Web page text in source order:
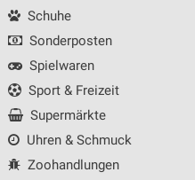
Schuhe
Sonderposten
Spielwaren
Sport & Freizeit
Supermärkte
Uhren & Schmuck
Zoohandlungen